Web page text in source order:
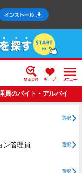
員のバイト・アルバイ
覧
選択
ン管理員 選択
選択